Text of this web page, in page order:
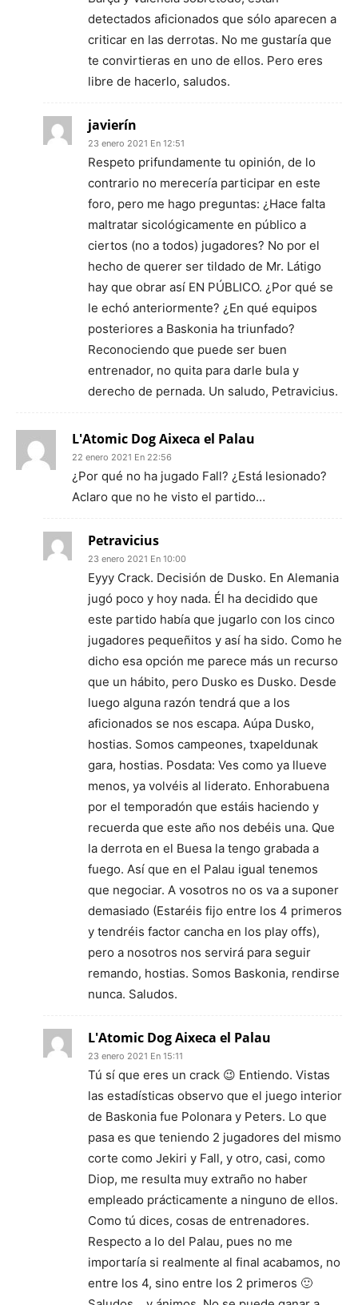
detectados aficionados que sólo aparecen a
criticar en las derrotas. No me gustaría que
te convirtieras en uno de ellos. Pero eres
libre de hacerlo, saludos.
javierín
23 enero 2021 En 12:51
Respeto prifundamente tu opinión, de lo
contrario no merecería participar en este
foro, pero me hago preguntas: ¿Hace falta
maltratar sicológicamente en público a
ciertos (no a todos) jugadores? No por el
hecho de querer ser tildado de Mr. Látigo
hay que obrar así EN PÚBLICO. ¿Por qué se
le echó anteriormente? ¿En qué equipos
posteriores a Baskonia ha triunfado?
Reconociendo que puede ser buen
entrenador, no quita para darle bula y
derecho de pernada. Un saludo, Petravicius.
L'Atomic Dog Aixeca el Palau
22 enero 2021 En 22:56
¿Por qué no ha jugado Fall? ¿Está lesionado?
Aclaro que no he visto el partido…
Petravicius
23 enero 2021 En 10:00
Eyyy Crack. Decisión de Dusko. En Alemania
jugó poco y hoy nada. Él ha decidido que
este partido había que jugarlo con los cinco
jugadores pequeñitos y así ha sido. Como he
dicho esa opción me parece más un recurso
que un hábito, pero Dusko es Dusko. Desde
luego alguna razón tendrá que a los
aficionados se nos escapa. Aúpa Dusko,
hostias. Somos campeones, txapeldunak
gara, hostias. Posdata: Ves como ya llueve
menos, ya volvéis al liderato. Enhorabuena
por el temporadón que estáis haciendo y
recuerda que este año nos debéis una. Que
la derrota en el Buesa la tengo grabada a
fuego. Así que en el Palau igual tenemos
que negociar. A vosotros no os va a suponer
demasiado (Estaréis fijo entre los 4 primeros
y tendréis factor cancha en los play offs),
pero a nosotros nos servirá para seguir
remando, hostias. Somos Baskonia, rendirse
nunca. Saludos.
L'Atomic Dog Aixeca el Palau
23 enero 2021 En 15:11
Tú sí que eres un crack 😉 Entiendo. Vistas
las estadísticas observo que el juego interior
de Baskonia fue Polonara y Peters. Lo que
pasa es que teniendo 2 jugadores del mismo
corte como Jekiri y Fall, y otro, casi, como
Diop, me resulta muy extraño no haber
empleado prácticamente a ninguno de ellos.
Como tú dices, cosas de entrenadores.
Respecto a lo del Palau, pues no me
importaría si realmente al final acabamos, no
entre los 4, sino entre los 2 primeros 🙂